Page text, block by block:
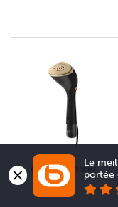
Comparer
Le
portée